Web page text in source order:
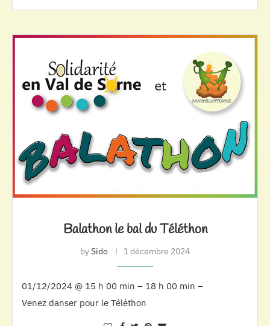
Balathon le bal du Téléthon
bySido 1 décembre 2024
01/12/2024 @ 15 h 00 min – 18 h 00 min –
Venez danser pour le Téléthon